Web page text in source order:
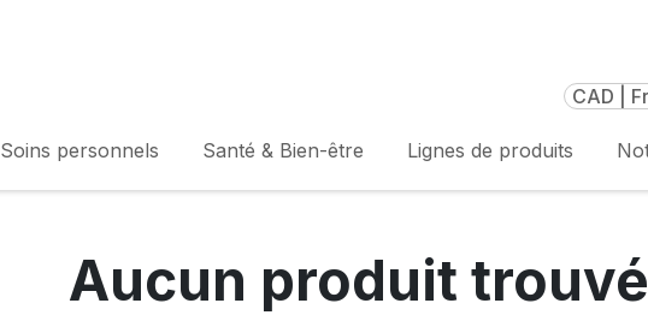
CAD |
Soins personnels Santé & Bien-être Lignes de produits
Aucun produit trouvé